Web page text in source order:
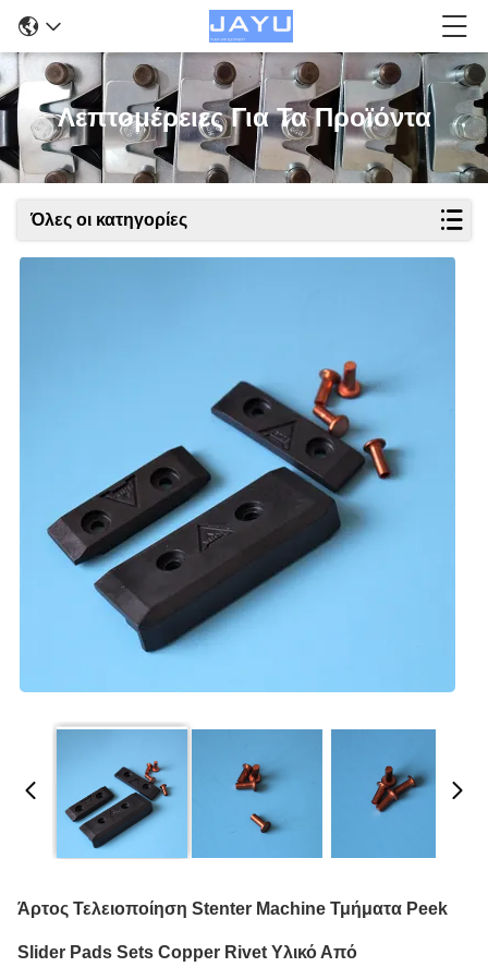
Λεπτομέρειες Για Τα Προϊόντα
Όλες οι κατηγορίες
Άρτος Τελειοποίηση Stenter Machine Τμήματα Peek
Slider Pads Sets Copper Rivet Υλικό Από